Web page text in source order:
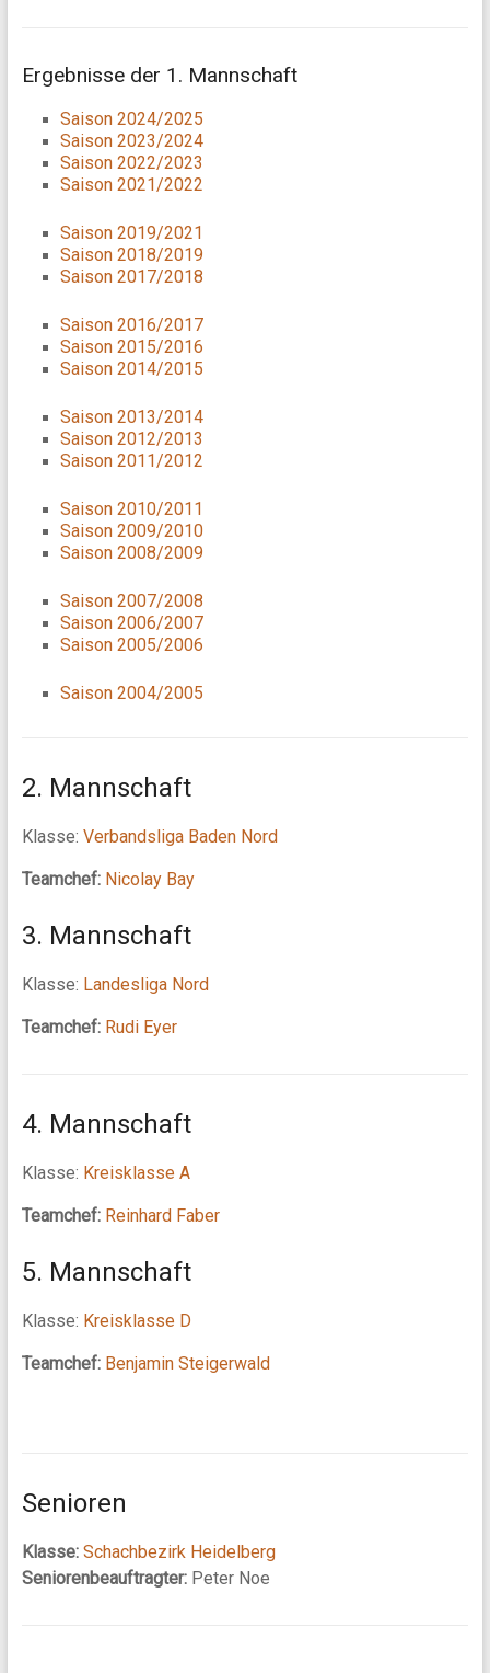
Ergebnisse der 1. Mannschaft
Saison 2024/2025
Saison 2023/2024
Saison 2022/2023
Saison 2021/2022
Saison 2019/2021
Saison 2018/2019
Saison 2017/2018
Saison 2016/2017
Saison 2015/2016
Saison 2014/2015
Saison 2013/2014
Saison 2012/2013
Saison 2011/2012
Saison 2010/2011
Saison 2009/2010
Saison 2008/2009
Saison 2007/2008
Saison 2006/2007
Saison 2005/2006
Saison 2004/2005
2. Mannschaft
Klasse: Verbandsliga Baden Nord
Teamchef: Nicolay Bay
3. Mannschaft
Klasse: Landesliga Nord
Teamchef: Rudi Eyer
4. Mannschaft
Klasse: Kreisklasse A
Teamchef: Reinhard Faber
5. Mannschaft
Klasse: Kreisklasse D
Teamchef: Benjamin Steigerwald
Senioren
Klasse: Schachbezirk Heidelberg
Seniorenbeauftragter:Peter Noe